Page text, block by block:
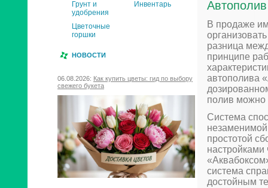
Грунт и
удобрения
Инвентарь
Цветочные
горшки
НОВОСТИ
06.08.2026: Как купить цветы: гид по выбору
свежего букета
В продаже
разница
принципе
автополива
полив можно
Система
простотой
настройками
система
достойным